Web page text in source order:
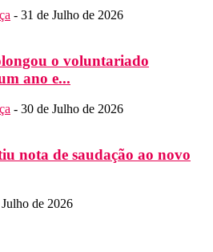
- 31 de Julho de 2026
o voluntariado
ano e...
- 30 de Julho de 2026
nota de saudação ao novo
de 2026